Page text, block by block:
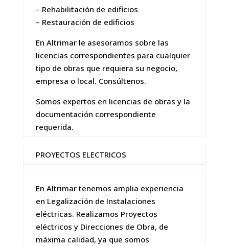
– Rehabilitación de edificios
– Restauración de edificios
En Altrimar le asesoramos sobre las
licencias correspondientes para cualquier
tipo de obras que requiera su negocio,
empresa o local. Consúltenos.
Somos expertos en licencias de obras y la
documentación correspondiente
requerida.
PROYECTOS ELECTRICOS
En Altrimar tenemos amplia experiencia
en Legalización de Instalaciones
eléctricas. Realizamos Proyectos
eléctricos y Direcciones de Obra, de
máxima calidad, ya que somos